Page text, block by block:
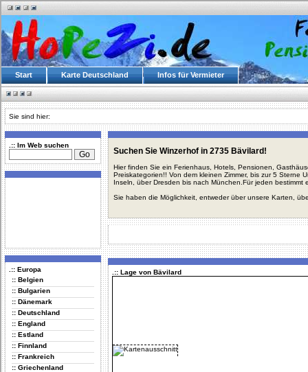
Start Karte Deutschland Infos für Vermieter
Sie sind hier:
.:: Im Web suchen
.:: Europa
:: Belgien
:: Bulgarien
:: Dänemark
:: Deutschland
:: England
:: Estland
:: Finnland
:: Frankreich
:: Griechenland
Suchen Sie Winzerhof in 2735 Bävilard!
Hier finden Sie ein Ferienhaus, Hotels, Pensionen,
Preiskategorien!! Von dem kleinen Zimmer, bis zur 5 Sterne
Inseln, über Dresden bis nach München.Für jeden bestimmt
Sie haben die Möglichkeit, entweder über unsere Karten,
.:: Lage von Bävilard